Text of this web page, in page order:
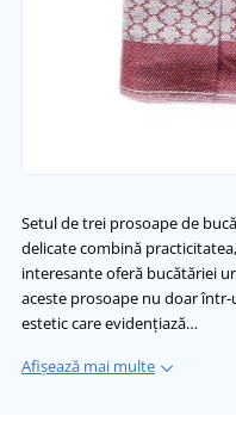
Setul de trei prosoape de
delicate combină
interesante oferă bucătăriei
aceste prosoape nu doar
estetic care evidențiază…
Afișează mai multe